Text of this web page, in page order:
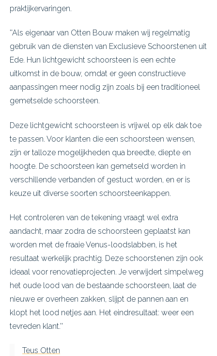
praktijkervaringen.
''Als eigenaar van Otten Bouw maken wij regelmatig
gebruik van de diensten van Exclusieve Schoorstenen uit
Ede. Hun lichtgewicht schoorsteen is een echte
uitkomst in de bouw, omdat er geen constructieve
aanpassingen meer nodig zijn zoals bij een traditioneel
gemetselde schoorsteen.
Deze lichtgewicht schoorsteen is vrijwel op elk dak toe
te passen. Voor klanten die een schoorsteen wensen,
zijn er talloze mogelijkheden qua breedte, diepte en
hoogte. De schoorsteen kan gemetseld worden in
verschillende verbanden of gestuct worden, en er is
keuze uit diverse soorten schoorsteenkappen.
Het controleren van de tekening vraagt wel extra
aandacht, maar zodra de schoorsteen geplaatst kan
worden met de fraaie Venus-loodslabben, is het
resultaat werkelijk prachtig. Deze schoorstenen zijn ook
ideaal voor renovatieprojecten. Je verwijdert simpelweg
het oude lood van de bestaande schoorsteen, laat de
nieuwe er overheen zakken, slijpt de pannen aan en
klopt het lood netjes aan. Het eindresultaat: weer een
tevreden klant.''
Teus Otten